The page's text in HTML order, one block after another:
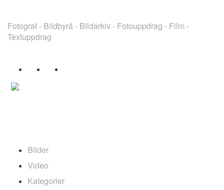
Fotograf - Bildbyrå - Bildarkiv - Fotouppdrag - Film -
Textuppdrag
Bilder
Video
Kategorier